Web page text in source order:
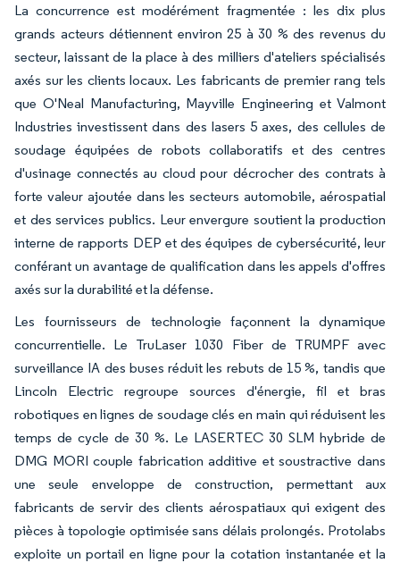
La concurrence est modérément fragmentée : les dix plus
grands acteurs détiennent environ 25 à 30 % des revenus du
secteur, laissant de la place à des milliers d'ateliers spécialisés
axés sur les clients locaux. Les fabricants de premier rang tels
que O'Neal Manufacturing, Mayville Engineering et Valmont
Industries investissent dans des lasers 5 axes, des cellules de
soudage équipées de robots collaboratifs et des centres
d'usinage connectés au cloud pour décrocher des contrats à
forte valeur ajoutée dans les secteurs automobile, aérospatial
et des services publics. Leur envergure soutient la production
interne de rapports DEP et des équipes de cybersécurité, leur
conférant un avantage de qualification dans les appels d'offres
axés sur la durabilité et la défense.
Les fournisseurs de technologie façonnent la dynamique
concurrentielle. Le TruLaser 1030 Fiber de TRUMPF avec
surveillance IA des buses réduit les rebuts de 15 %, tandis que
Lincoln Electric regroupe sources d'énergie, fil et bras
robotiques en lignes de soudage clés en main qui réduisent les
temps de cycle de 30 %. Le LASERTEC 30 SLM hybride de
DMG MORI couple fabrication additive et soustractive dans
une seule enveloppe de construction, permettant aux
fabricants de servir des clients aérospatiaux qui exigent des
pièces à topologie optimisée sans délais prolongés. Protolabs
exploite un portail en ligne pour la cotation instantanée et la